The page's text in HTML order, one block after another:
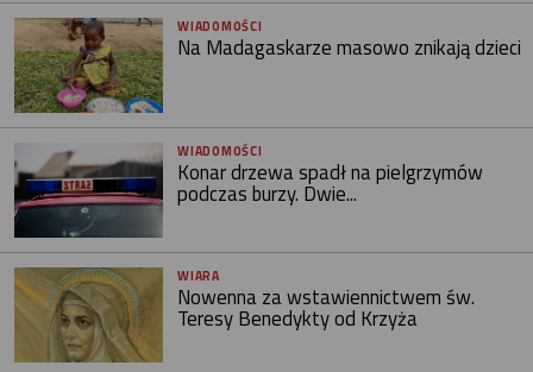
WIADOMOŚCI
Na Madagaskarze masowo znikają dzieci
WIADOMOŚCI
Konar drzewa spadł na pielgrzymów
podczas burzy. Dwie...
WIARA
Nowenna za wstawiennictwem św.
Teresy Benedykty od Krzyża